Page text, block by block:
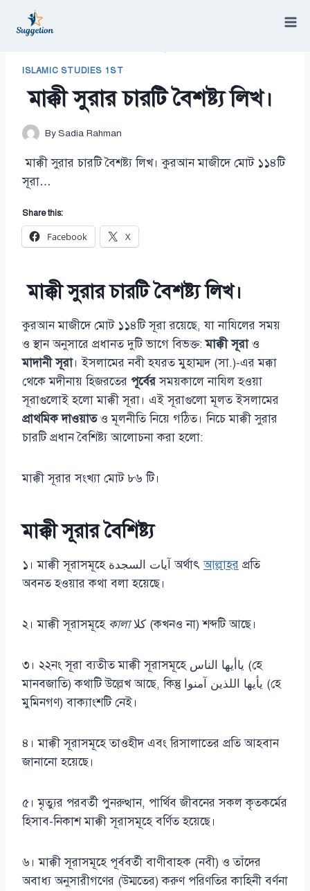
ISLAMIC STUDIES 1ST
মাক্কী সুরার চারটি বৈশষ্ট্য লিখ।
BySadia Rahman
মাক্কী সুরার চারটি বৈশষ্ট্য লিখ। কুরআন মাজীদে মোট ১১৪টি
সূরা…
Share this:
Facebook X
মাক্কী সুরার চারটি বৈশষ্ট্য লিখ।
কুরআন মাজীদে মোট ১১৪টি সূরা রয়েছে, যা নাযিলের সময়
ও স্থান অনুসারে প্রধানত দুটি ভাগে বিভক্ত:মাক্কী সূরাও
মাদানী সূরা। ইসলামের নবী হযরত মুহাম্মদ (সা.)-এর মক্কা
থেকে মদীনায় হিজরতের পূর্বেরসময়কালে নাযিল হওয়া
সূরাগুলোই হলো মাক্কী সূরা। এই সূরাগুলো মূলত ইসলামের
প্রাথমিক দাওয়াতও মূলনীতি নিয়ে গঠিত। নিচে মাক্কী সুরার
চারটি প্রধান বৈশিষ্ট্য আলোচনা করা হলো:
মাক্কী সূরার সংখ্যা মোট ৮৬ টি।
মাক্কী সূরার বৈশিষ্ট্য
১। মাক্কী সূরাসমূহে آيات السجدة অর্থাৎআল্লাহর প্রতি
অবনত হওয়ার কথা বলা হয়েছে।
২। মাক্কী সূরাসমূহে কালা كلا (কখনও না) শব্দটি আছে।
৩। ২২নং সূরা ব্যতীত মাক্কী সূরাসমূহে ياأيها الناس (হে
মানবজাতি) কথাটি উল্লেখ আছে, কিন্তু يأيها اللذين آمنوا (হে
মুমিনগণ) বাক্যাংশটি নেই।
৪। মাক্কী সূরাসমূহে তাওহীদ এবং রিসালাতের প্রতি আহবান
জানানো হয়েছে।
৫। মৃত্যুর পরবর্তী পুনরুত্থান, পার্থিব জীবনের সকল কৃতকর্মের
হিসাব-নিকাশ মাক্কী সূরাসমূহে বর্ণিত হয়েছে।
৬। মাক্কী সূরাসমূহে পূর্ববর্তী বাণীবাহক (নবী) ও তাঁদের
অবাধ্য অনুসারীগণের (উম্মতের) করুণ পরিণতির কাহিনী বর্ণনা